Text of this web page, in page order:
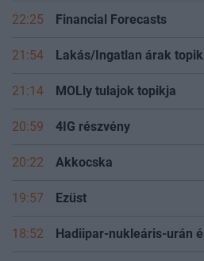
22:25 Financial Forecasts
21:54 Lakás/Ingatlan árak topik
21:14 MOLly tulajok topikja
20:59 4IG részvény
20:22 Akkocska
19:57 Ezüst
18:52